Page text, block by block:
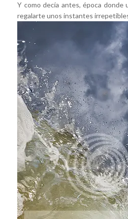
Y como decía antes, época donde
regalarte unos instantes